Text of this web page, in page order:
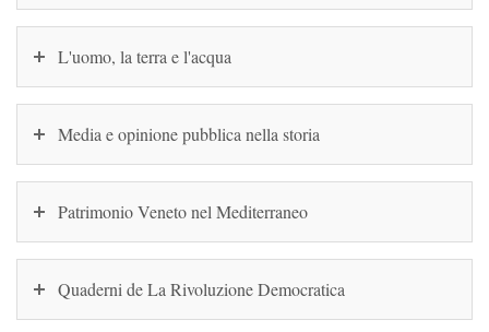
L'uomo, la terra e l'acqua
Media e opinione pubblica nella storia
Patrimonio Veneto nel Mediterraneo
Quaderni de La Rivoluzione Democratica